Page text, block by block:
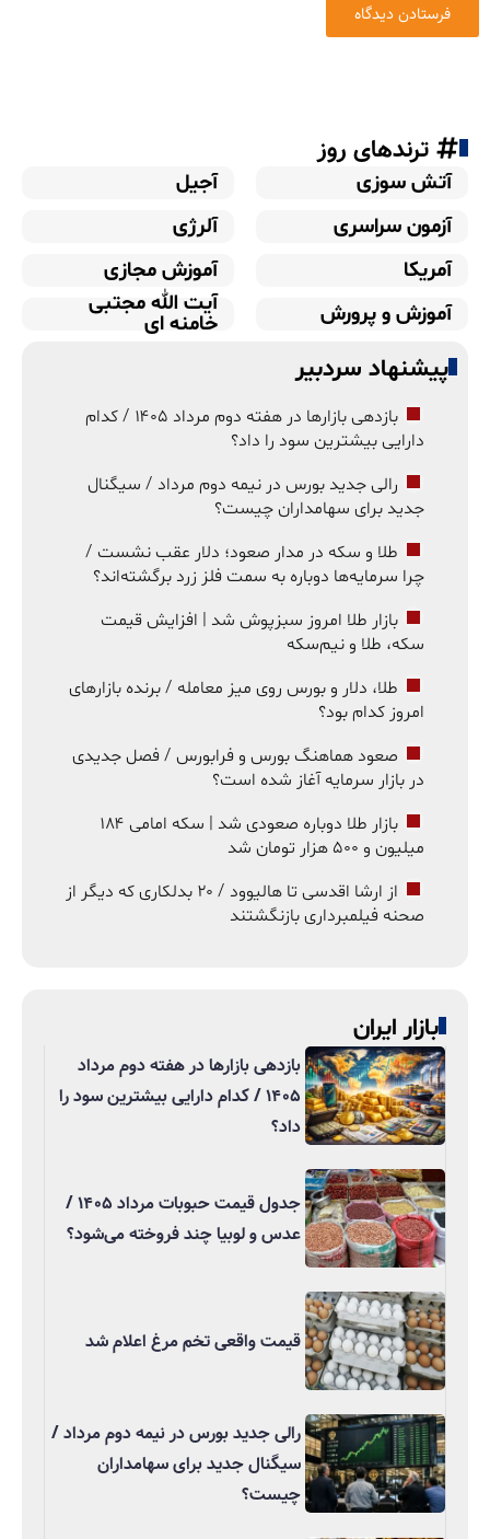
ترندهای روز
آتش سوزی
آجیل
آزمون سراسری
آلرژی
آمریکا
آموزش مجازی
آموزش و پرورش
آیت الله مجتبی
خامنه ای
پیشنهاد سردبیر
بازدهی بازارها در هفته دوم مرداد ۱۴۰۵ / کدام
دارایی بیشترین سود را داد؟
رالی جدید بورس در نیمه دوم مرداد / سیگنال
جدید برای سهامداران چیست؟
طلا و سکه در مدار صعود؛ دلار عقب نشست /
چرا سرمایه‌ها دوباره به سمت فلز زرد برگشته‌اند؟
بازار طلا امروز سبزپوش شد | افزایش قیمت
سکه، طلا و نیم‌سکه
طلا، دلار و بورس روی میز معامله / برنده بازارهای
امروز کدام بود؟
صعود هماهنگ بورس و فرابورس / فصل جدیدی
در بازار سرمایه آغاز شده است؟
بازار طلا دوباره صعودی شد | سکه امامی ۱۸۴
میلیون و ۵۰۰ هزار تومان شد
از ارشا اقدسی تا هالیوود / ۲۰ بدلکاری که دیگر از
صحنه فیلمبرداری بازنگشتند
بازار ایران
بازدهی بازارها در هفته دوم مرداد
۱۴۰۵ / کدام دارایی بیشترین سود را
داد؟
جدول قیمت حبوبات مرداد ۱۴۰۵ /
عدس و لوبیا چند فروخته می‌شود؟
قیمت واقعی تخم مرغ اعلام شد
رالی جدید بورس در نیمه دوم مرداد /
سیگنال جدید برای سهامداران
چیست؟